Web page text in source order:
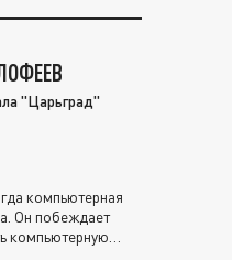
"Царьград"
компьютерная
Он побеждает
компьютерную